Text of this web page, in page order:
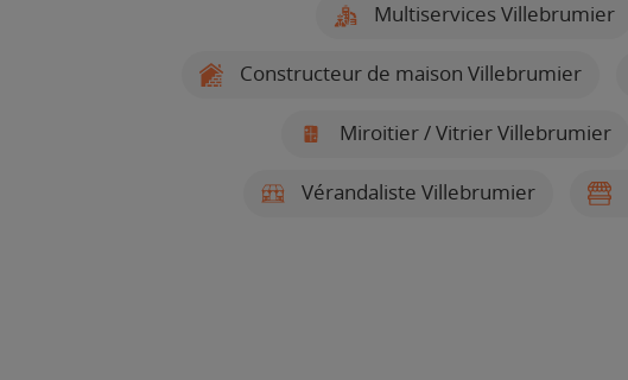
Multiservices Villebrumier
Constructeur de maison Villebrumier
Miroitier / Vitrier Villebrumier
Vérandaliste Villebrumier